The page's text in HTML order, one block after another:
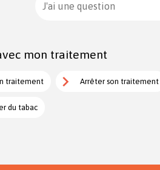
J'ai une question
mon traitement
traitement Arrêter son traitement
du tabac